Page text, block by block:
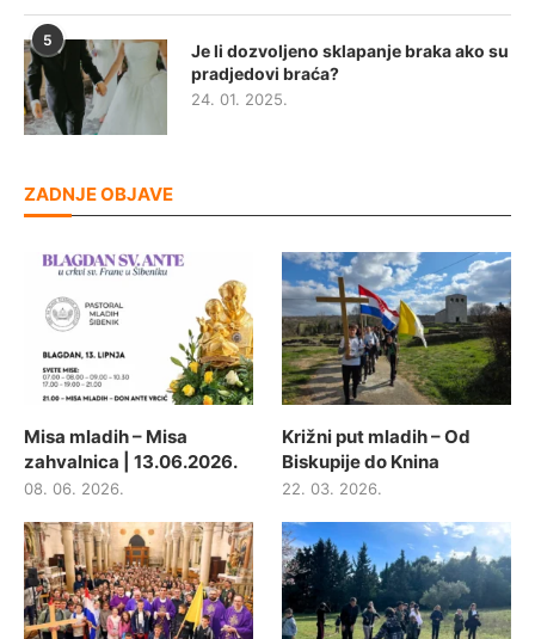
5
Je li dozvoljeno sklapanje braka ako su
pradjedovi braća?
24. 01. 2025.
ZADNJE OBJAVE
Misa mladih – Misa
zahvalnica | 13.06.2026.
08. 06. 2026.
Križni put mladih – Od
Biskupije do Knina
22. 03. 2026.